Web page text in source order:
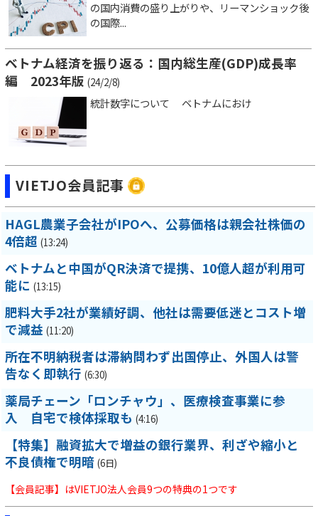
の国内消費の盛り上がりや、リーマンショック後
の国際...
ベトナム経済を振り返る：国内総生産(GDP)成長率
編 2023年版 (24/2/8)
統計数字について ベトナムにおけ
VIETJO会員記事
HAGL農業子会社がIPOへ、公募価格は親会社株価の
4倍超 (13:24)
ベトナムと中国がQR決済で提携、10億人超が利用可
能に (13:15)
肥料大手2社が業績好調、他社は需要低迷とコスト増
で減益 (11:20)
所在不明納税者は滞納問わず出国停止、外国人は警
告なく即執行 (6:30)
薬局チェーン「ロンチャウ」、医療検査事業に参
入 自宅で検体採取も (4:16)
【特集】融資拡大で増益の銀行業界、利ざや縮小と
不良債権で明暗 (6日)
【会員記事】はVIETJO法人会員9つの特典の1つです